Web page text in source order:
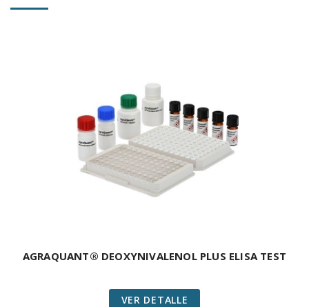
AGRAQUANT® DEOXYNIVALENOL PLUS ELISA TEST
VER DETALLE